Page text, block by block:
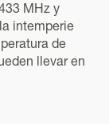
MHz y
intemperie
de
llevar en